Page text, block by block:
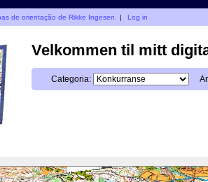
de orientação de Rikke Ingesen | Log in
Velkommen til mitt
Categoria: